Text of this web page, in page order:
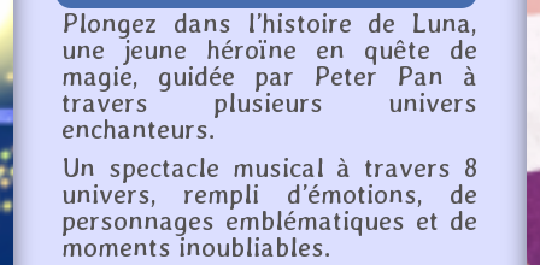
Plongez dans l’histoire de Luna,
une jeune héroïne en quête de
magie, guidée par Peter Pan à
travers plusieurs univers
enchanteurs.
Un spectacle musical à travers 8
univers, rempli d’émotions, de
personnages emblématiques et de
moments inoubliables.